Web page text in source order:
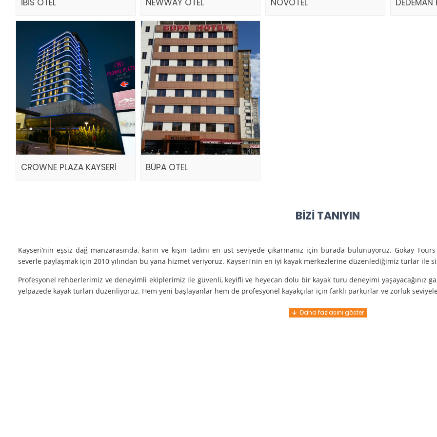
CROWNE PLAZA KAYSERİ BÜPA OTEL
BIZI TANIYIN
Kayseri’nin eşsiz dağ manzarasında, karın ve kışın tadını en üst seviyede çıkarmanız için burada bulunuyoruz. Gokay
severle paylaşmak için 2010 yılından bu yana hizmet veriyoruz. Kayseri'nin en iyi kayak merkezlerine düzenlediğimiz turlar ile
Profesyonel rehberlerimiz ve deneyimli ekiplerimiz ile güvenli, keyifli ve heyecan dolu bir kayak turu deneyimi yaşayacağınız
yelpazede kayak turları düzenliyoruz. Hem yeni başlayanlar hem de profesyonel kayakçılar için farklı parkurlar ve zorluk